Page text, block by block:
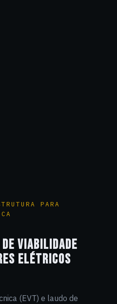
PARA
VIABILIDADE
ELÉTRICOS
(EVT) e laudo de